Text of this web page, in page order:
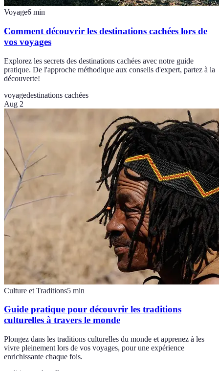
Voyage6 min
Comment découvrir les destinations cachées lors de
vos voyages
Explorez les secrets des destinations cachées avec notre guide
pratique. De l'approche méthodique aux conseils d'expert, partez à la
découverte!
voyagedestinations cachées
Aug 2
Culture et Traditions5 min
Guide pratique pour découvrir les traditions
culturelles à travers le monde
Plongez dans les traditions culturelles du monde et apprenez à les
vivre pleinement lors de vos voyages, pour une expérience
enrichissante chaque fois.